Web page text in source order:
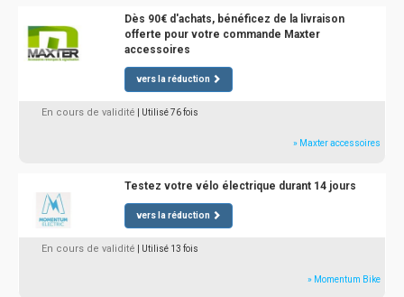
Dès 90€ d'achats, bénéficez de la livraison
offerte pour votre commande Maxter
accessoires
vers la réduction
En cours de validité | Utilisé 76 fois
» Maxter accessoires
Testez votre vélo électrique durant 14 jours
vers la réduction
En cours de validité | Utilisé 13 fois
» Momentum Bike